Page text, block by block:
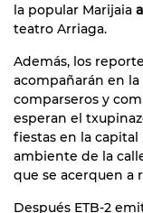
la popular Marijaia
teatro Arriaga.
Además, los
acompañarán en
comparseros y
esperan el
fiestas en la
ambiente de la
que se acerquen a
Después ETB-2